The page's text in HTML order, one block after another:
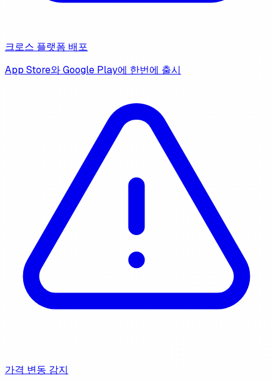
크로스 플랫폼 배포
App Store와 Google Play에 한번에 출시
가격 변동 감지